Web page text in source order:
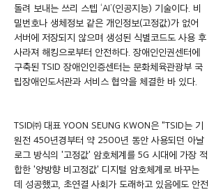
돌려 보내는 쓰리 스텝 ‘AI’(인공지능) 기술이다. 비
밀번호나 생체정보 같은 개인정보(고정값)가 없어
서버에 저장되지 않으며 생성된 식별코드도 사용 후
사라져 해킹으로부터 안전하다. 장애인인권센터에
구축된 TSID 장애인인증센터는 문화체육관광부 국
립장애인도서관과 서비스 협약을 체결한 바 있다.
TSID㈜ 대표 YOON SEUNG KWON은 "TSID는 기
원전 450년경부터 약 2500년 동안 사용되던 아날
로그 방식의 '고정값' 암호체계를 5G 시대에 가장 적
합한 '양방향 비고정값' 디지털 암호체계로 바꾸는
데 성공했고, 초연결 사회가 도래하고 있음에도 안전